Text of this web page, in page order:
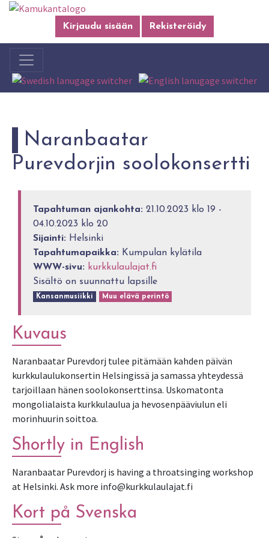
Kirjaudu sisään Rekisteröidy
Naranbaatar
Purevdorjin soolokonsertti
Tapahtuman ajankohta: 21.10.2023 klo 19 -
04.10.2023 klo 20
Sijainti: Helsinki
Tapahtumapaikka: Kumpulan kylätila
WWW-sivu: kurkkulaulajat.fi
Sisältö on suunnattu lapsille
Kansanmusiikki Muu elävä perintö
Kuvaus
Naranbaatar Purevdorj tulee pitämään kahden päivän
kurkkulaulukonsertin Helsingissä ja samassa yhteydessä
tarjoillaan hänen soolokonserttinsa. Uskomatonta
mongolialaista kurkkulaulua ja hevosenpääviulun eli
morinhuurin soittoa.
Shortly in English
Naranbaatar Purevdorj is having a throatsinging workshop
at Helsinki. Ask more info@kurkkulaulajat.fi
Kort på Svenska